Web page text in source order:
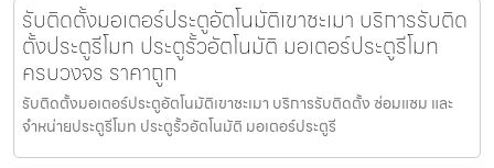
รับติดตั้งมอเตอร์ประตูอัตโนมัติเขาชะเมา บริการรับติด
ตั้งประตูรีโมท ประตูรั้วอัตโนมัติ มอเตอร์ประตูรีโมท
ครบวงจร ราคาถูก
รับติดตั้งมอเตอร์ประตูอัตโนมัติเขาชะเมา บริการรับติดตั้ง ซ่อมแซม และ
จำหน่ายประตูรีโมท ประตูรั้วอัตโนมัติ มอเตอร์ประตูรี